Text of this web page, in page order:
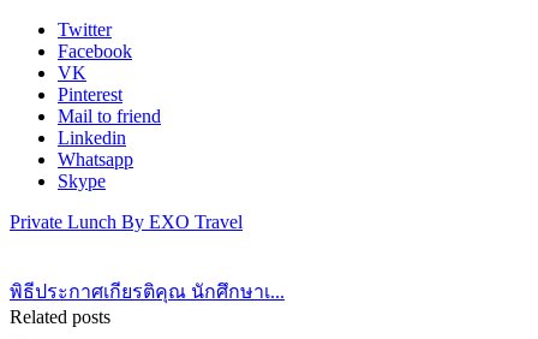
Twitter
Facebook
VK
Pinterest
Mail to friend
Linkedin
Whatsapp
Skype
Private Lunch By EXO Travel
พิธีประกาศเกียรติคุณ นักศึกษาเ...
Related posts